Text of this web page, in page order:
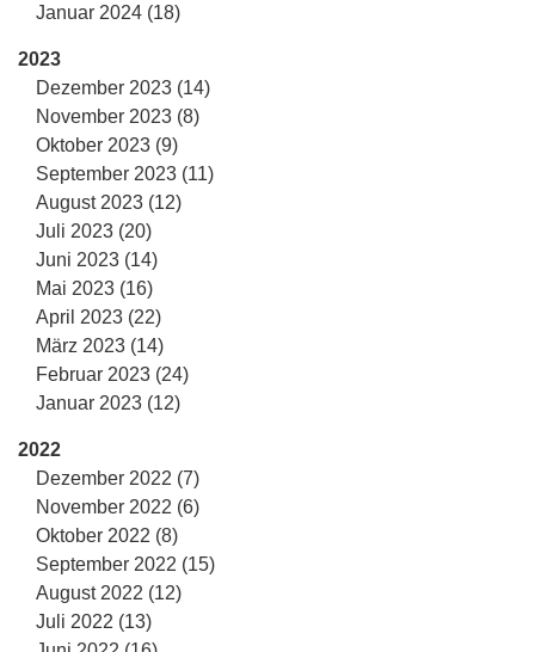
Januar 2024 (18)
2023
Dezember 2023 (14)
November 2023 (8)
Oktober 2023 (9)
September 2023 (11)
August 2023 (12)
Juli 2023 (20)
Juni 2023 (14)
Mai 2023 (16)
April 2023 (22)
März 2023 (14)
Februar 2023 (24)
Januar 2023 (12)
2022
Dezember 2022 (7)
November 2022 (6)
Oktober 2022 (8)
September 2022 (15)
August 2022 (12)
Juli 2022 (13)